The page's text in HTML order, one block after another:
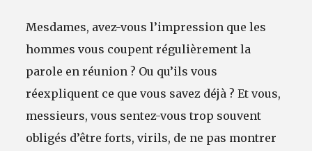
Mesdames, avez-vous l’impression que les
hommes vous coupent régulièrement la
parole en réunion ? Ou qu’ils vous
réexpliquent ce que vous savez déjà ? Et vous,
messieurs, vous sentez-vous trop souvent
obligés d’être forts, virils, de ne pas montrer